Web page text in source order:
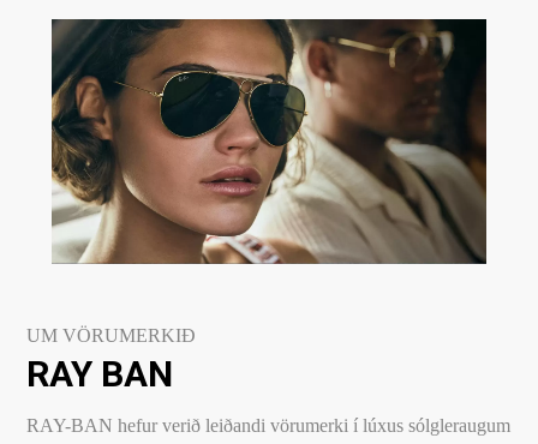
UM VÖRUMERKIÐ
RAY BAN
RAY-BAN hefur verið leiðandi vörumerki í lúxus sólgleraugum